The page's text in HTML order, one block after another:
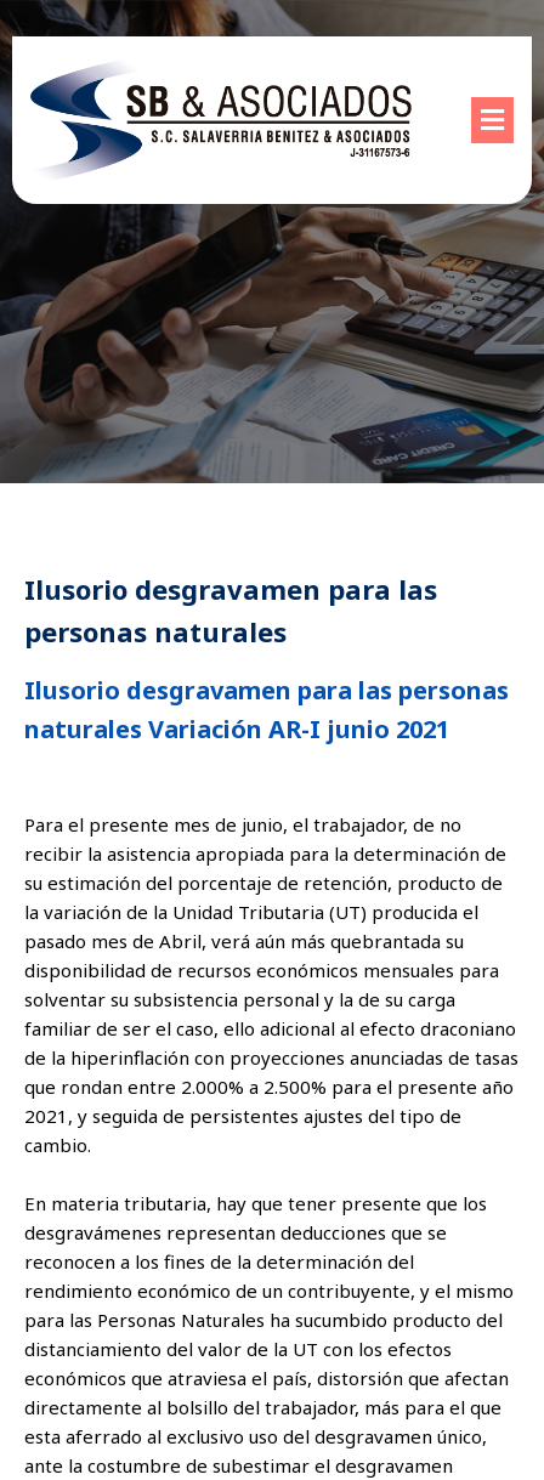
Ilusorio desgravamen para las
personas naturales
Ilusorio desgravamen para las personas
naturales Variación AR-I junio 2021
Para el presente mes de junio, el trabajador, de no
recibir la asistencia apropiada para la determinación de
su estimación del porcentaje de retención, producto de
la variación de la Unidad Tributaria (UT) producida el
pasado mes de Abril, verá aún más quebrantada su
disponibilidad de recursos económicos mensuales para
solventar su subsistencia personal y la de su carga
familiar de ser el caso, ello adicional al efecto draconiano
de la hiperinflación con proyecciones anunciadas de tasas
que rondan entre 2.000% a 2.500% para el presente año
2021, y seguida de persistentes ajustes del tipo de
cambio.
En materia tributaria, hay que tener presente que los
desgravámenes representan deducciones que se
reconocen a los fines de la determinación del
rendimiento económico de un contribuyente, y el mismo
para las Personas Naturales ha sucumbido producto del
distanciamiento del valor de la UT con los efectos
económicos que atraviesa el país, distorsión que afectan
directamente al bolsillo del trabajador, más para el que
esta aferrado al exclusivo uso del desgravamen único,
ante la costumbre de subestimar el desgravamen